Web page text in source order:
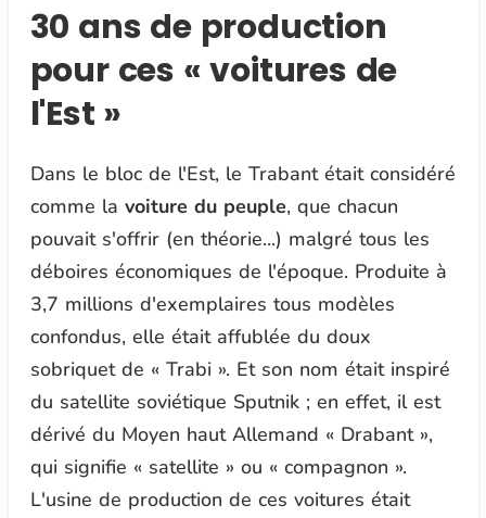
30 ans de production
pour ces « voitures de
l'Est »
Dans le bloc de l'Est, le Trabant était considéré
comme la voiture du peuple, que chacun
pouvait s'offrir (en théorie...) malgré tous les
déboires économiques de l'époque. Produite à
3,7 millions d'exemplaires tous modèles
confondus, elle était affublée du doux
sobriquet de « Trabi ». Et son nom était inspiré
du satellite soviétique Sputnik ; en effet, il est
dérivé du Moyen haut Allemand « Drabant »,
qui signifie « satellite » ou « compagnon ».
L'usine de production de ces voitures était